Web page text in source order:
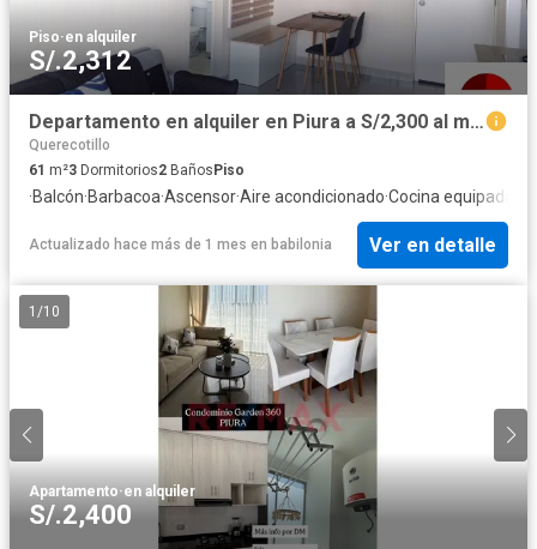
Piso·en alquiler
S/.2,312
Departamento en alquiler en Piura a S/2,300 al mes
Querecotillo
61 m²3 Dormitorios2 BañosPiso
·Balcón·Barbacoa·Ascensor·Aire acondicionado·Cocina equipada
Actualizado hace más de 1 mes en babilonia Ver en detalle
1 /10
Apartamento·en alquiler
S/.2,400